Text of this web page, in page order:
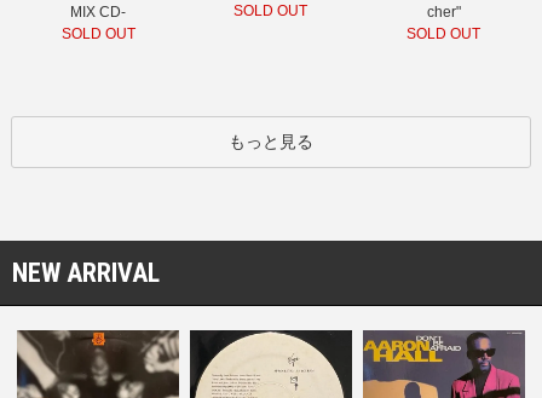
MIX CD-
SOLD OUT
SOLD OUT
cher"
SOLD OUT
もっと見る
NEW ARRIVAL